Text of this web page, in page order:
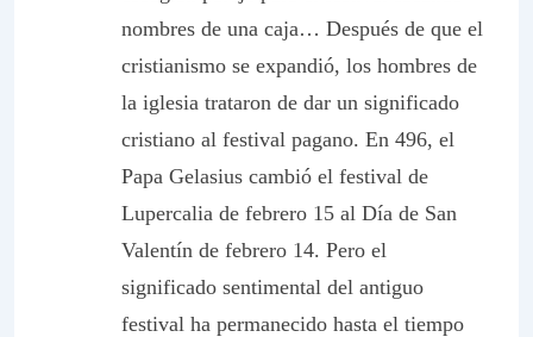
nombres de una caja… Después de que el
cristianismo se expandió, los hombres de
la iglesia trataron de dar un significado
cristiano al festival pagano. En 496, el
Papa Gelasius cambió el festival de
Lupercalia de febrero 15 al Día de San
Valentín de febrero 14. Pero el
significado sentimental del antiguo
festival ha permanecido hasta el tiempo